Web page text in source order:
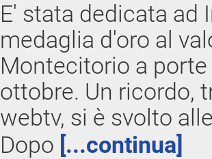
E' stata dedicata ad
medaglia d'oro al
Montecitorio a
ottobre. Un ricordo,
webtv, si è svolto
Dopo [...continua]